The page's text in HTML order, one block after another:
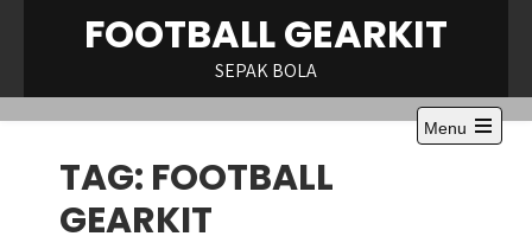
FOOTBALL GEARKIT
SEPAK BOLA
Menu
Open
TAG: FOOTBALL
GEARKIT